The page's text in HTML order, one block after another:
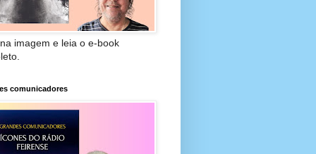
imagem e leia o e-book
comunicadores